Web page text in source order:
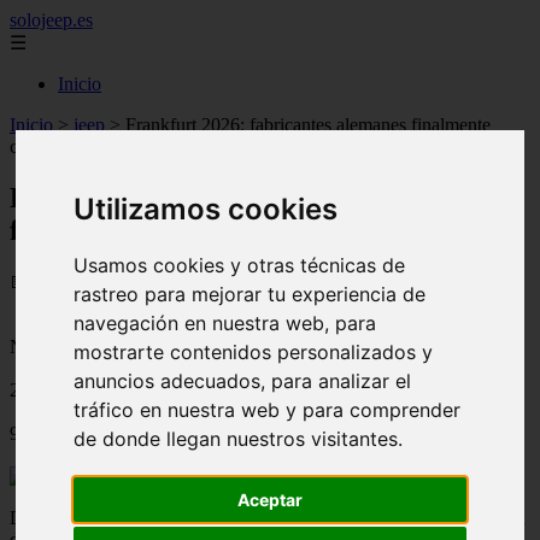
Utilizamos cookies
Usamos cookies y otras técnicas de
rastreo para mejorar tu experiencia de
navegación en nuestra web, para
mostrarte contenidos personalizados y
anuncios adecuados, para analizar el
tráfico en nuestra web y para comprender
de donde llegan nuestros visitantes.
Aceptar
solojeep.es
☰
Inicio
Inicio > jeep > Frankfurt 2026: fabricantes alemanes finalmente
cambian a eléctrico
Frankfurt 2026: fabricantes alemanes
finalmente cambian a eléctrico
📅 01/07/2025
Novedades del Motor
2019-09-11
948
Del 14 al 22 de septiembre de 2019, se llevará a cabo la 68a edición